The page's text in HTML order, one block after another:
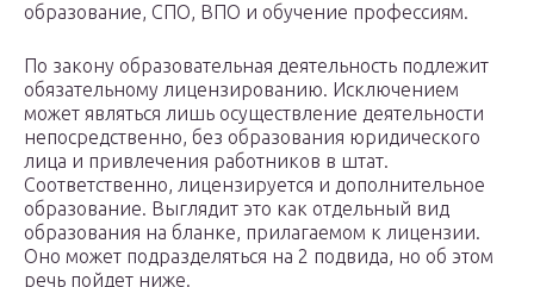
образование, СПО, ВПО и обучение профессиям.
По закону образовательная деятельность подлежит
обязательному лицензированию. Исключением
может являться лишь осуществление деятельности
непосредственно, без образования юридического
лица и привлечения работников в штат.
Соответственно, лицензируется и дополнительное
образование. Выглядит это как отдельный вид
образования на бланке, прилагаемом к лицензии.
Оно может подразделяться на 2 подвида, но об этом
речь пойдет ниже.